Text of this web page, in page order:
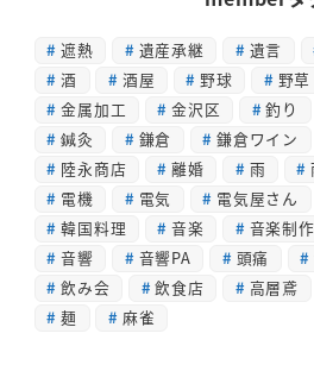
遮熱 遺産承継 遺言
酒
酒屋 野球 野草
金属加工
金沢区 釣り
鍼灸
鎌倉 鎌倉ワイン
陸永商店
離婚 雨
電機
電気 電気屋さん
韓国料理
音楽 音楽制作
音響
音響PA 頭痛
飲み会
飲食店 高層鳶
麺
麻雀